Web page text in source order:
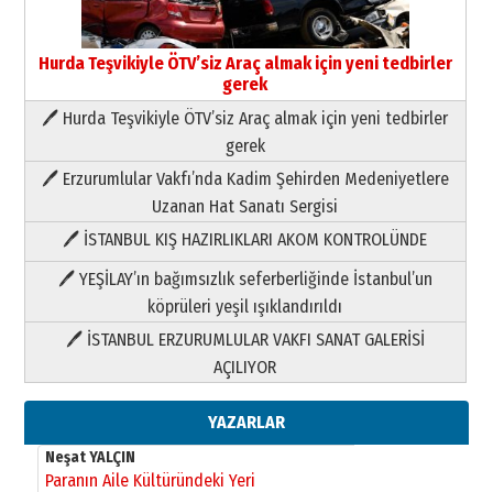
Hurda Teşvikiyle ÖTV’siz Araç almak için yeni tedbirler
gerek
🖊 Hurda Teşvikiyle ÖTV’siz Araç almak için yeni tedbirler
gerek
🖊 Erzurumlular Vakfı’nda Kadim Şehirden Medeniyetlere
Uzanan Hat Sanatı Sergisi
🖊 İSTANBUL KIŞ HAZIRLIKLARI AKOM KONTROLÜNDE
🖊 YEŞİLAY’ın bağımsızlık seferberliğinde İstanbul’un
köprüleri yeşil ışıklandırıldı
🖊 İSTANBUL ERZURUMLULAR VAKFI SANAT GALERİSİ
AÇILIYOR
YAZARLAR
Paranın Aile Kültüründeki Yeri
03 Ağustos 2026 Pazartesi
Yıldırım Gündoğdu
HAVVA’NIN ÜÇ KIZI
09 Temmuz 2026 Perşembe
Yusuf POLAT
Şampiyonluk Sebahattin Şirin’e
11 Mayıs 2026 Pazartesi
Neşat YALÇIN
Paranın Aile Kültüründeki Yeri